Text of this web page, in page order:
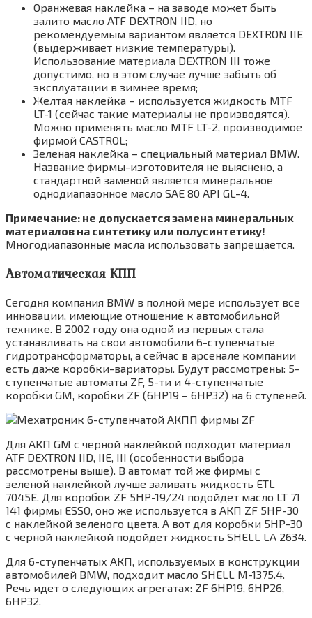
Оранжевая наклейка – на заводе может быть
залито масло ATF DEXTRON IID, но
рекомендуемым вариантом является DEXTRON IIE
(выдерживает низкие температуры).
Использование материала DEXTRON III тоже
допустимо, но в этом случае лучше забыть об
эксплуатации в зимнее время;
Желтая наклейка – используется жидкость MTF
LT-1 (сейчас такие материалы не производятся).
Можно применять масло MTF LT-2, производимое
фирмой CASTROL;
Зеленая наклейка – специальный материал BMW.
Название фирмы-изготовителя не выяснено, а
стандартной заменой является минеральное
однодиапазонное масло SAE 80 API GL-4.
Примечание: не допускается замена минеральных
материалов на синтетику или полусинтетику!
Многодиапазонные масла использовать запрещается.
Автоматическая КПП
Сегодня компания BMW в полной мере использует все
инновации, имеющие отношение к автомобильной
технике. В 2002 году она одной из первых стала
устанавливать на свои автомобили 6-ступенчатые
гидротрансформаторы, а сейчас в арсенале компании
есть даже коробки-вариаторы. Будут рассмотрены: 5-
ступенчатые автоматы ZF, 5-ти и 4-ступенчатые
коробки GM, коробки ZF (6HP19 – 6HP32) на 6 ступеней.
Для АКП GM с черной наклейкой подходит материал
ATF DEXTRON IID, IIE, III (особенности выбора
рассмотрены выше). В автомат той же фирмы с
зеленой наклейкой лучше заливать жидкость ETL
7045E. Для коробок ZF 5HP-19/24 подойдет масло LT 71
141 фирмы ESSO, оно же используется в АКП ZF 5HP-30
с наклейкой зеленого цвета. А вот для коробки 5HP-30
с черной наклейкой подойдет жидкость SHELL LA 2634.
Для 6-ступенчатых АКП, используемых в конструкции
автомобилей BMW, подходит масло SHELL M-1375.4.
Речь идет о следующих агрегатах: ZF 6HP19, 6HP26,
6HP32.